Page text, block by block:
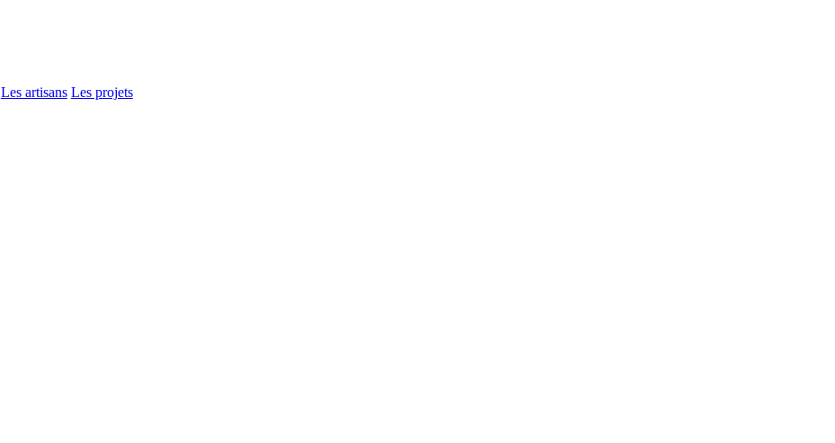
Les artisans Les projets